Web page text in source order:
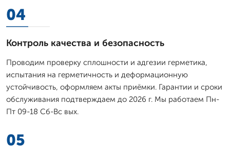
04
Контроль качества и безопасность
Проводим проверку сплошности и адгезии герметика,
испытания на герметичность и деформационную
устойчивость, оформляем акты приёмки. Гарантии и сроки
обслуживания подтверждаем до 2026 г. Мы работаем Пн-
Пт 09-18 Сб-Вс вых.
05